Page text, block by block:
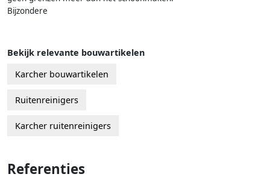
Bijzondere
Bekijk relevante bouwartikelen
Karcher bouwartikelen
Ruitenreinigers
Karcher ruitenreinigers
Referenties